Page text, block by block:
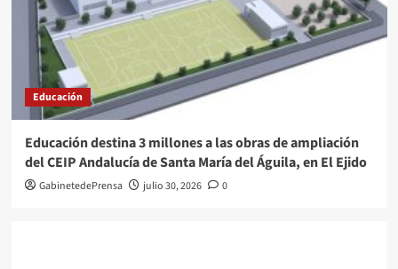
Educación
Educación destina 3 millones a las obras de ampliación
del CEIP Andalucía de Santa María del Águila, en El Ejido
GabinetedePrensa julio 30, 2026 0